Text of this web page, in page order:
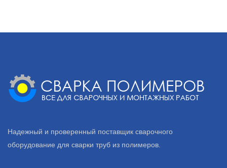
Надежный и проверенный поставщик сварочного
оборудование для сварки труб из полимеров.